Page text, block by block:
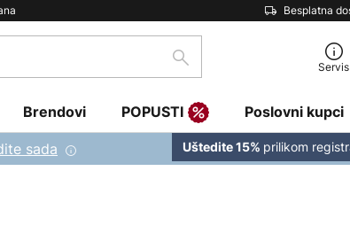
Besplatna
traži Servis
Brendovi POPUSTI Poslovni kupci
sada Uštedite 15% prilikom